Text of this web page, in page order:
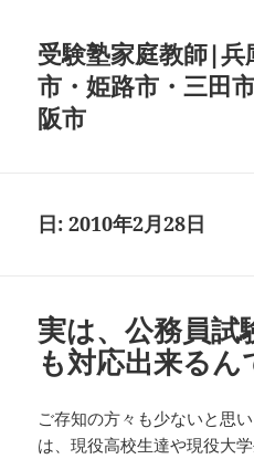
受験塾家庭教師|兵
市・姫路市・三田
阪市
日:2010年2月28日
実は、公務員試
も対応出来るん
ご存知の方々も少ないと思
は、現役高校生達や現役大